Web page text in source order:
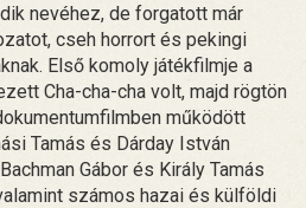
nevéhez, de forgatott már
cseh horrort és pekingi
Első komoly játékfilmje a
Cha-cha-cha volt, majd rögtön
működött
Tamás és Dárday István
Gábor és Király Tamás
számos hazai és külföldi